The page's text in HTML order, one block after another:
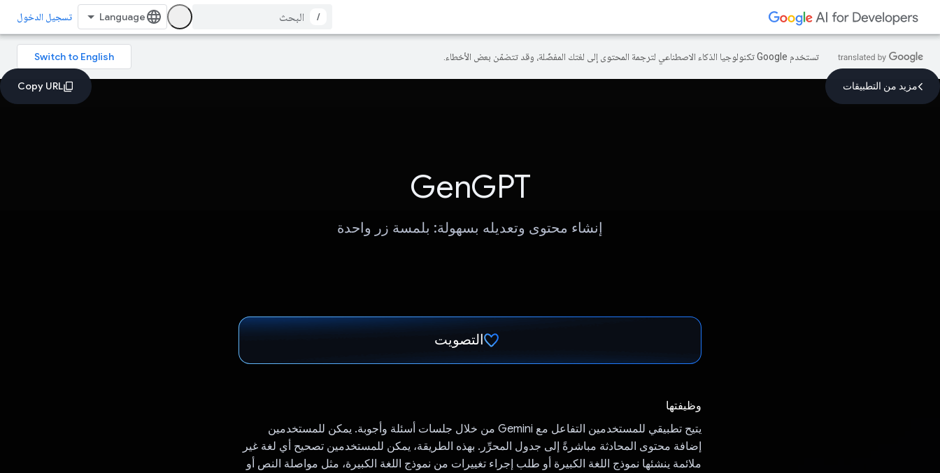
/ تسجيل الدخول
تستخدم Google تكنولوجيا الذكاء الاصطناعي لترجمة المحتوى إلى لغتك المفضّلة، وقد تتضمّن بعض الأخطاء.
مزيد من التطبيقات
GenGPT
إنشاء محتوى وتعديله بسهولة: بلمسة زر واحدة
التصويت
وظيفتها
يتيح تطبيقي للمستخدمين التفاعل مع Gemini من خلال جلسات أسئلة وأجوبة. يمكن للمستخدمين
إضافة محتوى المحادثة مباشرةً إلى جدول المحرِّر. بهذه الطريقة، يمكن للمستخدمين تصحيح أي لغة غير
ملائمة ينشئها نموذج اللغة الكبيرة أو طلب إجراء تغييرات من نموذج اللغة الكبيرة، مثل مواصلة النص أو